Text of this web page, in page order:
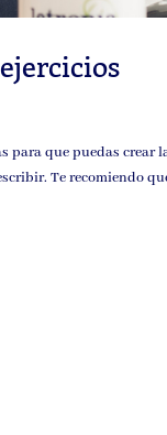
para que puedas crear
Te recomiendo